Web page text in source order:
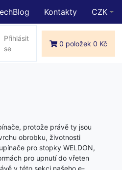
Kontakty CZK
Přihlásit
se
0 položek 0 Kč
protože právě ty jsou
obrobku, životnosti
pro stopky WELDON,
pro upnutí do vřeten
v této sekci našeho e-